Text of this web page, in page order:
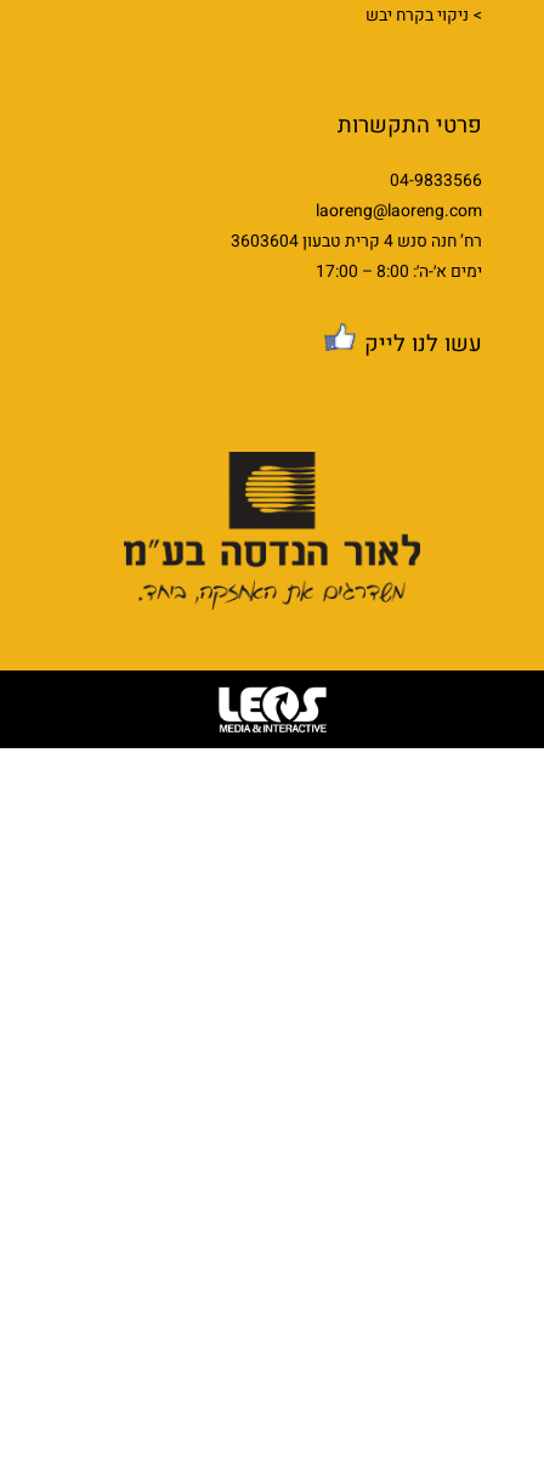
ניקוי בקרח יבש
פרטי התקשרות
04-9833566
laoreng@laoreng.com
רח’ חנה סנש 4 קרית טבעון 3603604
ימים א׳-ה׳: 8:00 – 17:00
עשו לנו לייק